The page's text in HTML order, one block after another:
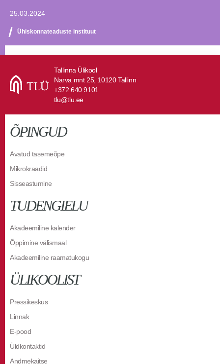
25.03.2024
Ühiskonnateaduste instituut
Tallinna Ülikool
Narva mnt 25, 10120 Tallinn
+372 640 9101
tlu@tlu.ee
ÕPINGUD
Avatud tasemeõpe
Mikrokraadid
Sisseastumine
TUDENGIELU
Akadeemiline kalender
Õppimine välismaal
Akadeemiline raamatukogu
ÜLIKOOLIST
Pressikeskus
Linnak
E-pood
Üldkontaktid
Andmekaitse